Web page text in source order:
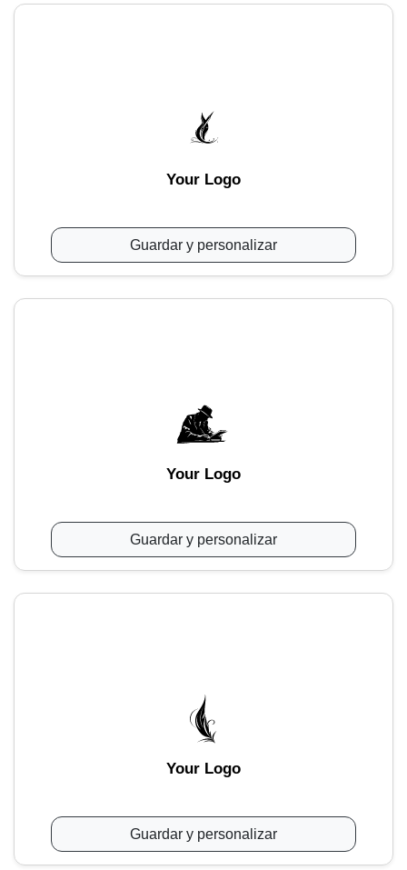
Your Logo
Guardar y personalizar
Your Logo
Guardar y personalizar
Your Logo
Guardar y personalizar